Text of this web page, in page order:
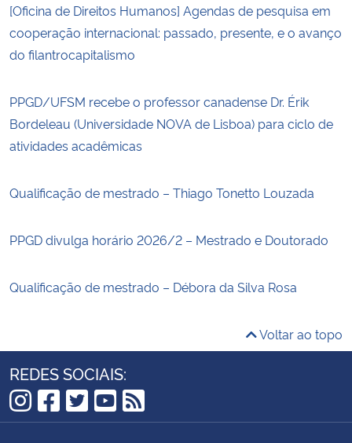
[Oficina de Direitos Humanos] Agendas de pesquisa em
cooperação internacional: passado, presente, e o avanço
do filantrocapitalismo
PPGD/UFSM recebe o professor canadense Dr. Érik
Bordeleau (Universidade NOVA de Lisboa) para ciclo de
atividades acadêmicas
Qualificação de mestrado – Thiago Tonetto Louzada
PPGD divulga horário 2026/2 – Mestrado e Doutorado
Qualificação de mestrado – Débora da Silva Rosa
Voltar ao topo
REDES SOCIAIS:
Instagram
Facebook
Twitter
YouTube
RSS